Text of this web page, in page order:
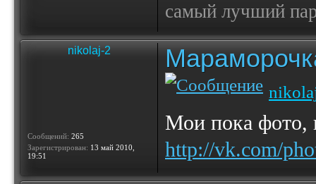
самый лучший
nikolaj-2
Сообщений: 265
Зарегистрирован: 13 май 2010,
19:51
Мои пока фото,
http://vk.com/